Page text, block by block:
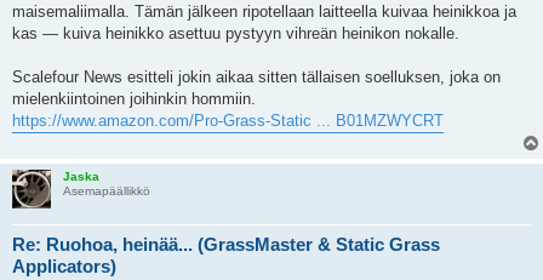
maisemaliimalla. Tämän jälkeen ripotellaan laitteella kuivaa heinikkoa ja
kas — kuiva heinikko asettuu pystyyn vihreän heinikon nokalle.
Scalefour News esitteli jokin aikaa sitten tällaisen soelluksen, joka on
mielenkiintoinen joihinkin hommiin.
https://www.amazon.com/Pro-Grass-Static ... B01MZWYCRT
Jaska
Asemapäällikkö
Re: Ruohoa, heinää... (GrassMaster & Static Grass
Applicators)